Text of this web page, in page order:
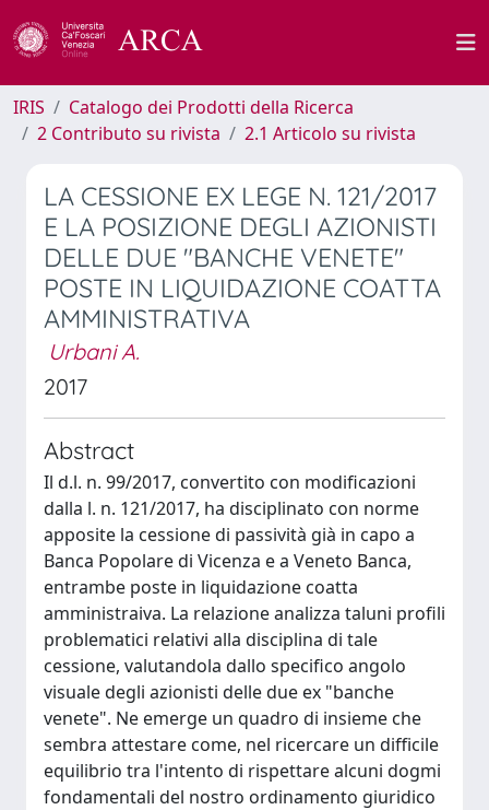
IRIS
Catalogo dei Prodotti della Ricerca
2 Contributo su rivista
2.1 Articolo su rivista
LA CESSIONE EX LEGE N. 121/2017
E LA POSIZIONE DEGLI AZIONISTI
DELLE DUE "BANCHE VENETE"
POSTE IN LIQUIDAZIONE COATTA
AMMINISTRATIVA
Urbani A.
2017
Abstract
Il d.l. n. 99/2017, convertito con modificazioni
dalla l. n. 121/2017, ha disciplinato con norme
apposite la cessione di passività già in capo a
Banca Popolare di Vicenza e a Veneto Banca,
entrambe poste in liquidazione coatta
amministraiva. La relazione analizza taluni profili
problematici relativi alla disciplina di tale
cessione, valutandola dallo specifico angolo
visuale degli azionisti delle due ex "banche
venete". Ne emerge un quadro di insieme che
sembra attestare come, nel ricercare un difficile
equilibrio tra l'intento di rispettare alcuni dogmi
fondamentali del nostro ordinamento giuridico